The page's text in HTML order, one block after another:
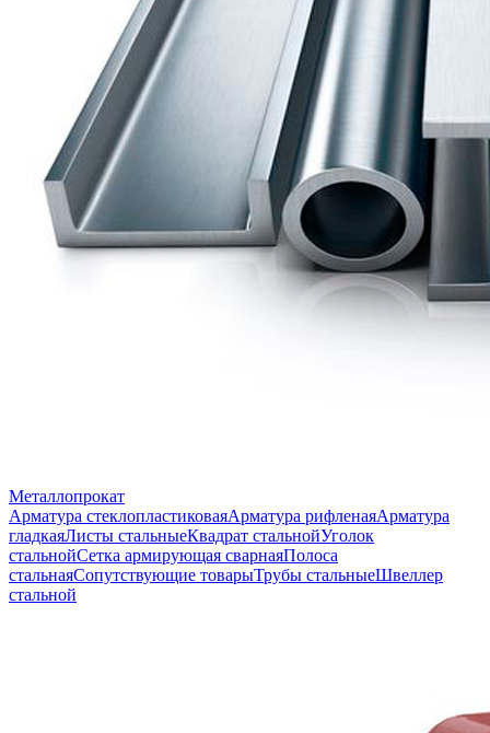
Металлопрокат
Арматура стеклопластиковаяАрматура рифленаяАрматура
гладкаяЛисты стальныеКвадрат стальнойУголок
стальнойСетка армирующая сварнаяПолоса
стальнаяСопутствующие товарыТрубы стальныеШвеллер
стальной